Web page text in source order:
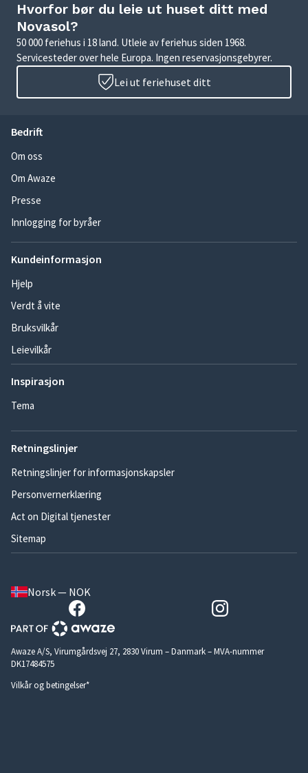
Hvorfor bør du leie ut huset ditt med
Novasol?
50 000 feriehus i 18 land. Utleie av feriehus siden 1968.
Servicesteder over hele Europa. Ingen reservasjonsgebyrer.
Lei ut feriehuset ditt
Bedrift
Om oss
Om Awaze
Presse
Innlogging for byråer
Kundeinformasjon
Hjelp
Verdt å vite
Bruksvilkår
Leievilkår
Inspirasjon
Tema
Retningslinjer
Retningslinjer for informasjonskapsler
Personvernerklæring
Act on Digital tjenester
Sitemap
Norsk — NOK
Awaze A/S, Virumgårdsvej 27, 2830 Virum – Danmark – MVA-nummer
DK17484575
Vilkår og betingelser*